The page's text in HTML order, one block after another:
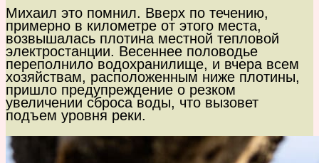
Михаил это помнил. Вверх по течению,
примерно в километре от этого места,
возвышалась плотина местной тепловой
электростанции. Весеннее половодье
переполнило водохранилище, и вчера всем
хозяйствам, расположенным ниже плотины,
пришло предупреждение о резком
увеличении сброса воды, что вызовет
подъем уровня реки.